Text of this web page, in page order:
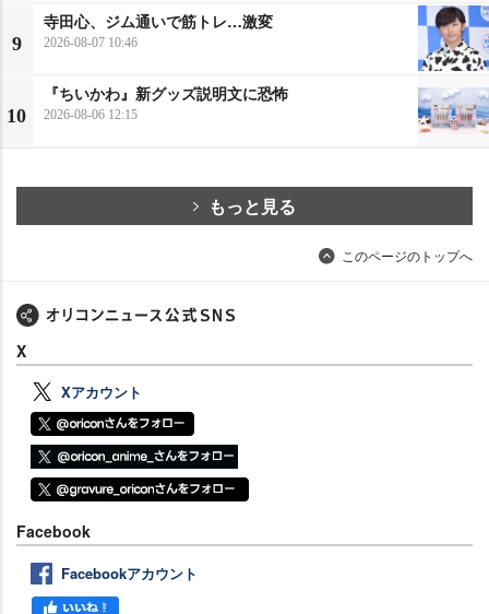
9
寺田心、ジム通いで筋トレ…激変
2026-08-07 10:46
10
『ちいかわ』新グッズ説明文に恐怖
2026-08-06 12:15
もっと見る
このページのトップへ
X
Xアカウント
Facebook
Facebookアカウント